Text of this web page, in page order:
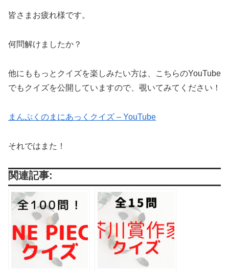
皆さまお疲れ様です。
何問解けましたか？
他にももっとクイズを楽しみたい方は、こちらのYouTube
でもクイズを公開していますので、覗いてみてください！
まんぷくのまにあっくクイズ – YouTube
それではまた！
関連記事: